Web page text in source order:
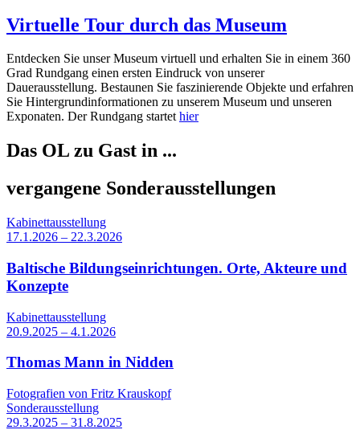
Virtuelle Tour durch das Museum
Entdecken Sie unser Museum virtuell und erhalten Sie in einem 360
Grad Rundgang einen ersten Eindruck von unserer
Dauerausstellung. Bestaunen Sie faszinierende Objekte und erfahren
Sie Hintergrundinformationen zu unserem Museum und unseren
Exponaten. Der Rundgang startethier
Das OL zu Gast in ...
vergangene Sonderausstellungen
Kabinettausstellung
17.1.2026 – 22.3.2026
Baltische Bildungseinrichtungen. Orte, Akteure und
Konzepte
Kabinettausstellung
20.9.2025 – 4.1.2026
Thomas Mann in Nidden
Fotografien von Fritz Krauskopf
Sonderausstellung
29.3.2025 – 31.8.2025